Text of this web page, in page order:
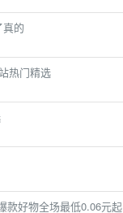
的
热门精选
款好物全场最低0.06元起